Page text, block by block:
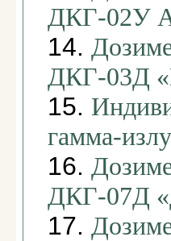
ДКГ-02У
14.
ДКГ-03Д
15.
гамма-
16.
ДКГ-07Д
17.